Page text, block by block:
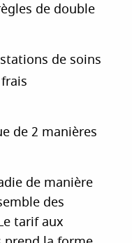
de double
de soins
de 2 manières
de manière
des
tarif aux